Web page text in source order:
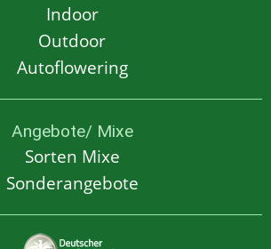
Indoor
Outdoor
Autoflowering
Angebote/ Mixe
Sorten Mixe
Sonderangebote